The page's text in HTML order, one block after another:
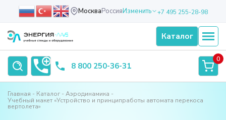
МоскваРоссияИзменить +7 495 255-28-98
Каталог
8 800 250-36-31
0
Главная Каталог
Аэродинамика
Учебный макет «Устройство и принципработы автомата перекоса
вертолета»